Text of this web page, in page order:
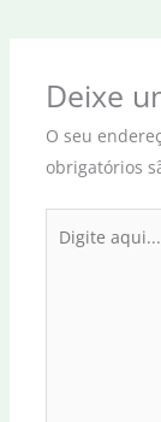
Deixe
O seu
obrigatórios
aqui...